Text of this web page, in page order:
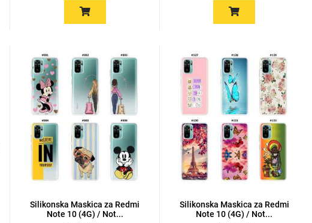
Silikonska Maskica za Redmi
Note 10 (4G) / Not...
Silikonska Maskica za Redmi
Note 10 (4G) / Not...